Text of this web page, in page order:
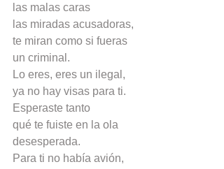
las malas caras
las miradas acusadoras,
te miran como si fueras
un criminal.
Lo eres, eres un ilegal,
ya no hay visas para ti.
Esperaste tanto
qué te fuiste en la ola
desesperada.
Para ti no había avión,